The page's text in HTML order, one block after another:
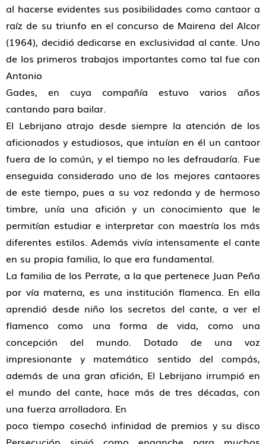
al hacerse evidentes sus posibilidades como cantaor a
raíz de su triunfo en el concurso de Mairena del Alcor
(1964), decidió dedicarse en exclusividad al cante. Uno
de los primeros trabajos importantes como tal fue con
Antonio
Gades, en cuya compañía estuvo varios años
cantando para bailar.
El Lebrijano atrajo desde siempre la atención de los
aficionados y estudiosos, que intuían en él un cantaor
fuera de lo común, y el tiempo no les defraudaría. Fue
enseguida considerado uno de los mejores cantaores
de este tiempo, pues a su voz redonda y de hermoso
timbre, unía una afición y un conocimiento que le
permitían estudiar e interpretar con maestría los más
diferentes estilos. Además vivía intensamente el cante
en su propia familia, lo que era fundamental.
La familia de los Perrate, a la que pertenece Juan Peña
por vía materna, es una institución flamenca. En ella
aprendió desde niño los secretos del cante, a ver el
flamenco como una forma de vida, como una
concepción del mundo. Dotado de una voz
impresionante y matemático sentido del compás,
además de una gran afición, El Lebrijano irrumpió en
el mundo del cante, hace más de tres décadas, con
una fuerza arrolladora. En
poco tiempo cosechó infinidad de premios y su disco